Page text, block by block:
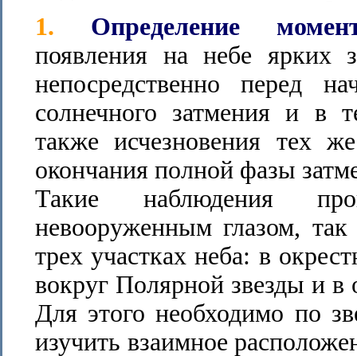
1. Определение
появления на небе ярких
непосредственно перед
солнечного затмения и в
также исчезновения тех
окончания полной фазы
Такие наблюдения
невооруженным глазом,
трех участках неба: в
вокруг Полярной звезды и в
Для этого необходимо по
изучить взаимное